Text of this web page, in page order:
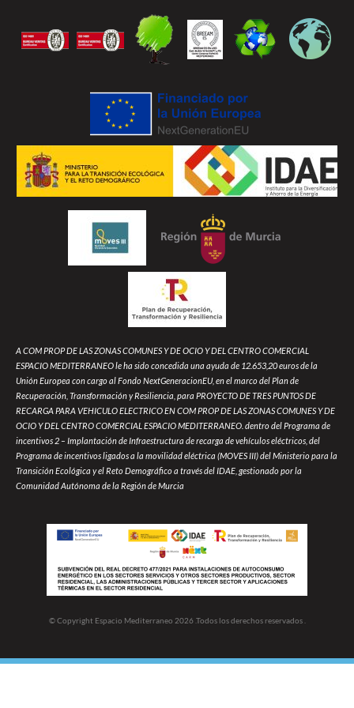
A COM PROP DE LAS ZONAS COMUNES Y DE OCIO Y DEL CENTRO COMERCIAL
ESPACIO MEDITERRANEO le ha sido concedida una ayuda de 12.653,20 euros de la
Unión Europea con cargo al Fondo NextGeneracionEU, en el marco del Plan de
Recuperación, Transformación y Resiliencia, para PROYECTO DE TRES PUNTOS DE
RECARGA PARA VEHICULO ELECTRICO EN COM PROP DE LAS ZONAS COMUNES Y DE
OCIO Y DEL CENTRO COMERCIAL ESPACIO MEDITERRANEO. dentro del Programa de
incentivos 2 – Implantación de Infraestructura de recarga de vehículos eléctricos, del
Programa de incentivos ligados a la movilidad eléctrica (MOVES III) del Ministerio para la
Transición Ecológica y el Reto Demográfico a través del IDAE, gestionado por la
Comunidad Autónoma de la Región de Murcia
© Copyright Espacio Mediterraneo 2026 .Todos los derechos reservados .